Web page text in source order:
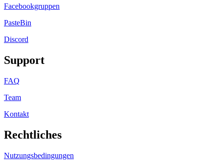
Facebookgruppen
PasteBin
Discord
Support
FAQ
Team
Kontakt
Rechtliches
Nutzungsbedingungen